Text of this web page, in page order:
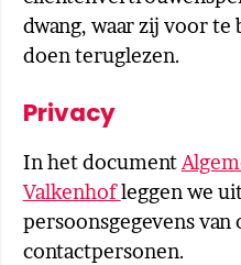
dwang, waar zij voor te
doen teruglezen.
Privacy
In het document
Valkenhofleggen we
persoonsgegevens van
contactpersonen.